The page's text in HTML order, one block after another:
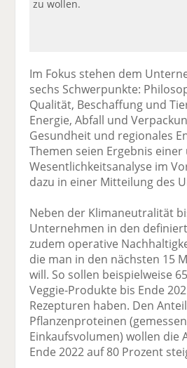
zu wollen.
Im Fokus stehen dem
sechs Schwerpunkte:
Qualität, Beschaffung und
Energie, Abfall und
Gesundheit und regionales
Themen seien Ergebnis
Wesentlichkeitsanalyse im
dazu in einer Mitteilung des
Neben der Klimaneutralität
Unternehmen in den
zudem operative
die man in den nächsten 15
will. So sollen beispielweise
Veggie-Produkte bis Ende
Rezepturen haben. Den
Pflanzenproteinen
Einkaufsvolumen) wollen die
Ende 2022 auf 80 Prozent